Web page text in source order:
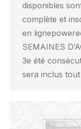
disponibles
complète et
en
SEMAINES
3e été
sera inclus